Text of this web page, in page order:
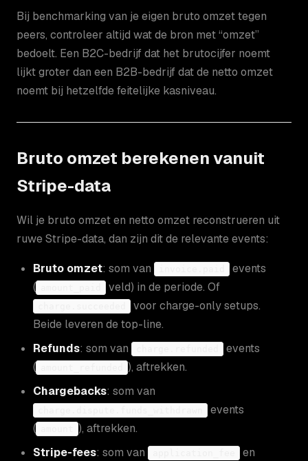
Bij benchmarking van je eigen bruto omzet tegen
peers, controleer altijd wat de bron met “omzet”
bedoelt. Een B2C-bedrijf dat het brutocijfer noemt
lijkt groter dan een B2B-bedrijf dat de netto omzet
noemt bij hetzelfde feitelijke kasniveau.
Bruto omzet berekenen vanuit
Stripe-data
Wil je bruto omzet en netto omzet reconstrueren uit
ruwe Stripe-data, dan zijn dit de relevante events:
Bruto omzet: som van
events
(
veld) in de periode. Of
voor charge-only setups.
Beide leveren de top-line.
Refunds: som van
events
(
), aftrekken.
Chargebacks: som van
events
(
), aftrekken.
Stripe-fees: som van en